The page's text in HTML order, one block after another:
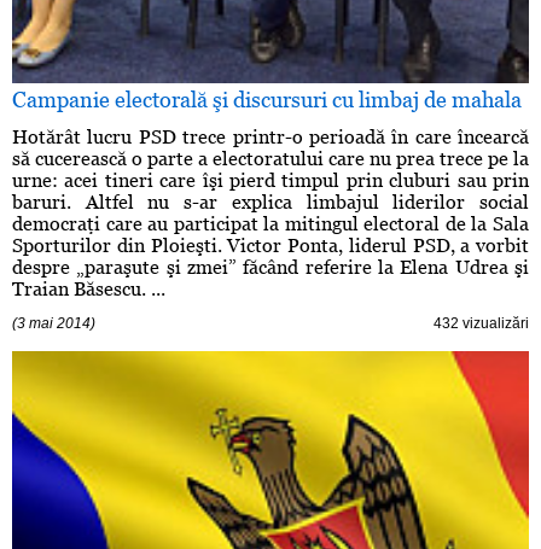
Campanie electorală şi discursuri cu limbaj de mahala
Hotărât lucru PSD trece printr-o perioadă în care încearcă
să cucerească o parte a electoratului care nu prea trece pe la
urne: acei tineri care îşi pierd timpul prin cluburi sau prin
baruri. Altfel nu s-ar explica limbajul liderilor social
democraţi care au participat la mitingul electoral de la Sala
Sporturilor din Ploieşti. Victor Ponta, liderul PSD, a vorbit
despre „paraşute şi zmei” făcând referire la Elena Udrea şi
Traian Băsescu. ...
(3 mai 2014) 432 vizualizări